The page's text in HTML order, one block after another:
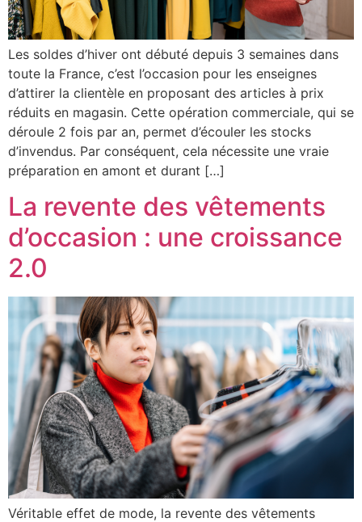
Les soldes d’hiver ont débuté depuis 3 semaines dans
toute la France, c’est l’occasion pour les enseignes
d’attirer la clientèle en proposant des articles à prix
réduits en magasin. Cette opération commerciale, qui se
déroule 2 fois par an, permet d’écouler les stocks
d’invendus. Par conséquent, cela nécessite une vraie
préparation en amont et durant […]
La revente des vêtements
d’occasion : une croissance
2.0
Véritable effet de mode, la revente des vêtements